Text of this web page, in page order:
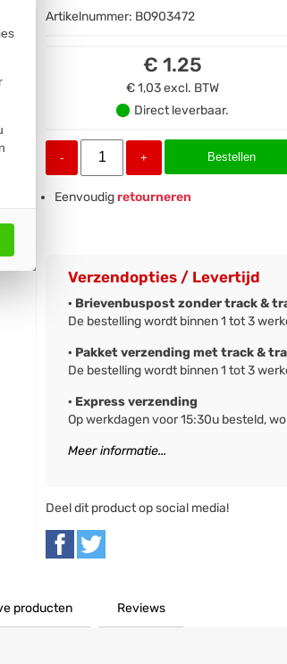
Artikelnummer: BO903472
€ 1.25
€ 1,03excl. BTW
Direct leverbaar.
- + Bestellen
Eenvoudigretourneren
Verzendopties / Levertijd
· Brievenbuspost zonder track &
De bestelling wordt binnen 1 tot 3
· Pakket verzending met track &
De bestelling wordt binnen 1 tot 3
· Express verzending
Op werkdagen voor 15:30u besteld,
Meer informatie...
Deel dit product op social media!
producten Reviews